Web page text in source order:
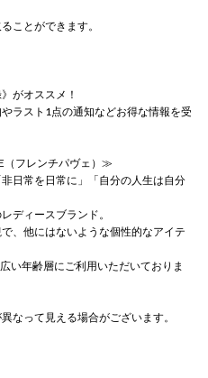
ことができます。
がオススメ！
ラスト1点の通知などお得な情報を受
（フレンチパヴェ）≫
日常を日常に」「自分の人生は自分
ディースブランド。
、他にはないような個性的なアイテ
い年齢層にご利用いただいておりま
なって見える場合がございます。